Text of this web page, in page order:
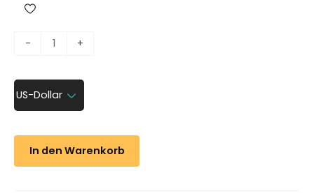
-
l
i
+
US-Dollar
In den Warenkorb